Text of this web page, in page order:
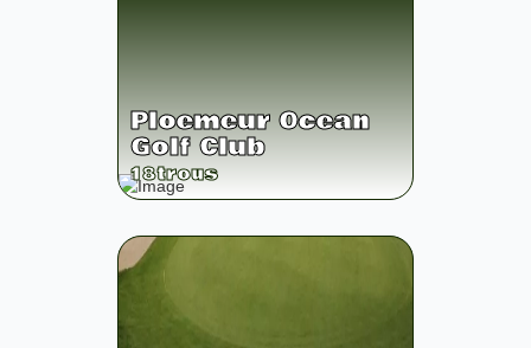
Ploemeur Ocean
Golf Club
18trous